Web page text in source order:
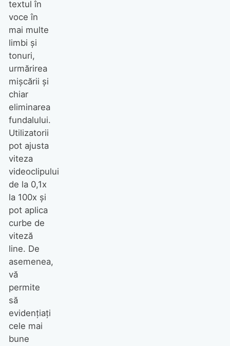
textul în
voce în
mai multe
limbi și
tonuri,
urmărirea
mișcării și
chiar
eliminarea
fundalului.
Utilizatorii
pot ajusta
viteza
videoclipului
de la 0,1x
la 100x și
pot aplica
curbe de
viteză
line. De
asemenea,
vă
permite
să
evidențiați
cele mai
bune